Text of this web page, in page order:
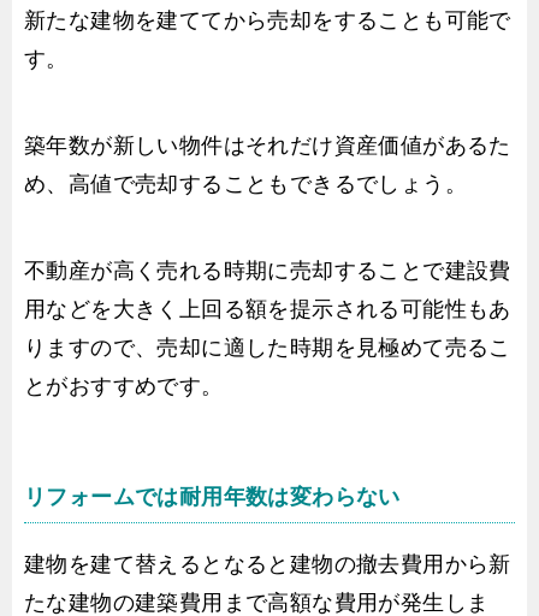
新たな建物を建ててから売却をすることも可能で
す。
築年数が新しい物件はそれだけ資産価値があるた
め、高値で売却することもできるでしょう。
不動産が高く売れる時期に売却することで建設費
用などを大きく上回る額を提示される可能性もあ
りますので、売却に適した時期を見極めて売るこ
とがおすすめです。
リフォームでは耐用年数は変わらない
建物を建て替えるとなると建物の撤去費用から新
たな建物の建築費用まで高額な費用が発生しま